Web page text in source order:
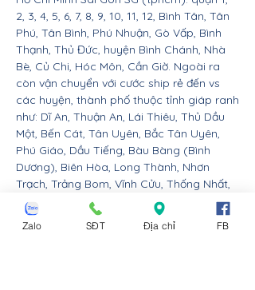
2, 3, 4, 5, 6, 7, 8, 9, 10, 11, 12, Bình Tân, Tân
Phú, Tân Bình, Phú Nhuận, Gò Vấp, Bình
Thạnh, Thủ Đức, huyện Bình Chánh, Nhà
Bè, Củ Chi, Hóc Môn, Cần Giờ. Ngoài ra
còn vận chuyển với cước ship rẻ đến vs
các huyện, thành phố thuộc tỉnh giáp ranh
như: Dĩ An, Thuận An, Lái Thiêu, Thủ Dầu
Một, Bến Cát, Tân Uyên, Bắc Tân Uyên,
Phú Giáo, Dầu Tiếng, Bàu Bàng (Bình
Dương), Biên Hòa, Long Thành, Nhơn
Trạch, Trảng Bom, Vĩnh Cửu, Thống Nhất,
Long Khánh, Cẩm Mỹ, Xuân Lộc, Định
Quán, Tân Phú (Đồng Nai), Đức Hòa, Cần
Giuộc, Bến Lức, Đức Huệ, Thủ Thừa, Tân
Zalo SĐT Địa chỉ FB